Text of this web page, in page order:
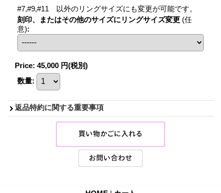
#7,#9,#11 以外のリングサイズにも変更が可能です。
刻印、またはその他のサイズにリングサイズ変更 (任
意):
Price: 45,000 円(税別)
数量:
返品特約に関する重要事項